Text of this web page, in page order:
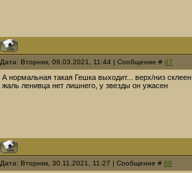
Дата: Вторник, 09.03.2021, 11:44 | Сообщение # 67
А нормальная такая Гешка выходит... верх/низ склеен
жаль ленивца нет лишнего, у звезды он ужасен
Дата: Вторник, 30.11.2021, 11:27 | Сообщение # 68